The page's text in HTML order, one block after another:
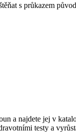
s průkazem
a najdete jej v
testy a